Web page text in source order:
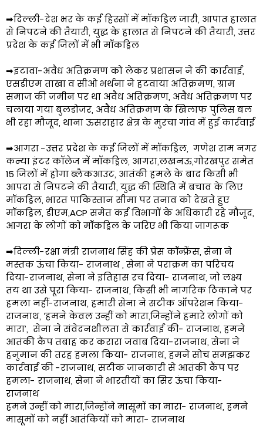
➡दिल्ली-देश भर के कई हिस्सों में मॉकड्रिल जारी, आपात हालात
से निपटने की तैयारी, युद्ध के हालात से निपटने की तैयारी, उत्तर
प्रदेश के कई जिलों में भी मॉकड्रिल
➡इटावा-अवैध अतिक्रमण को लेकर प्रशासन ने की कार्रवाई,
एसडीएम ताखा व सीओ भर्थना ने हटवाया अतिक्रमण, ग्राम
समाज की जमीन पर था अवैध अतिक्रमण, अवैध अतिक्रमण पर
चलाया गया बुलडोजर, अवैध अतिक्रमण के खिलाफ पुलिस बल
भी रहा मौजूद, थाना ऊसराहार क्षेत्र के मुरचा गांव में हुई कार्रवाई
➡आगरा -उत्तर प्रदेश के कई जिलों में मॉकड्रिल, गणेश राम नगर
कन्या इंटर कॉलेज में मॉकड्रिल, आगरा,लखनऊ,गोरखपुर समेत
15 जिलों में होगा ब्लैकआउट, आतंकी हमले के बाद किसी भी
आपदा से निपटने की तैयारी, युद्ध की स्थिति में बचाव के लिए
मॉकड्रिल, भारत पाकिस्तान सीमा पर तनाव को देखते हुए
मॉकड्रिल, डीएम,ACP समेत कई विभागों के अधिकारी रहे मौजूद,
आगरा के लोगों को मॉकड्रिल के जरिए भी किया जागरूक
➡दिल्ली-रक्षा मंत्री राजनाथ सिंह की प्रेस कॉन्फ्रेंस, सेना ने
मस्तक ऊंचा किया- राजनाथ , सेना ने पराक्रम का परिचय
दिया-राजनाथ, सेना ने इतिहास रच दिया- राजनाथ, जो लक्ष्य
तय था उसे पूरा किया- राजनाथ, किसी भी नागरिक ठिकाने पर
हमला नहीं-राजनाथ, हमारी सेना ने सटीक ऑपरेशन किया-
राजनाथ, ‘हमने केवल उन्हीं को मारा,जिन्होंने हमारे लोगों को
मारा’, सेना ने संवेदनशीलता से कार्रवाई की- राजनाथ, हमने
आतंकी कैंप तबाह कर करारा जवाब दिया-राजनाथ, सेना ने
हनुमान की तरह हमला किया- राजनाथ, हमने सोच समझकर
कार्रवाई की -राजनाथ, सटीक जानकारी से आतंकी कैंप पर
हमला- राजनाथ, सेना ने भारतीयों का सिर ऊंचा किया-
राजनाथ
हमने उन्हीं को मारा,जिन्होंने मासूमों का मारा- राजनाथ, हमने
मासूमों को नहीं आतंकियों को मारा- राजनाथ